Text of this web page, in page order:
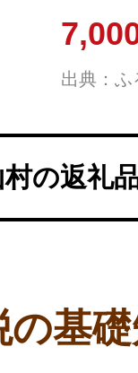
定
出典：ふ
の返礼
基